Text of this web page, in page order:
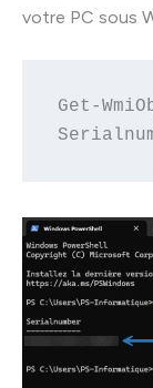
votre PC sous
Get-